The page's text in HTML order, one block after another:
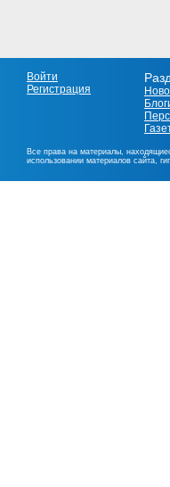
Войти
Регистрация
Все права на материалы,
использовании материалов сайта,